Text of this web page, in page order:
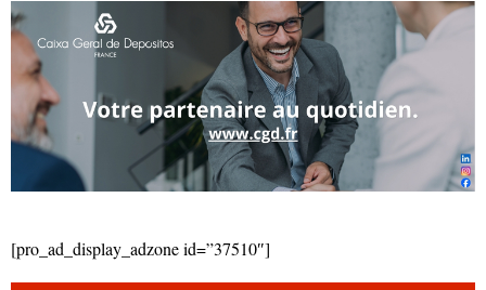
[pro_ad_display_adzone id=”37510″]